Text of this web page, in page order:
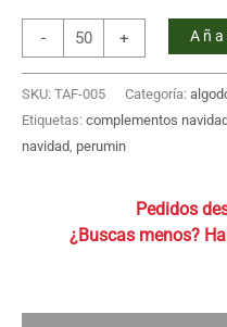
-
de
Fuelle
40x40x10
+
SKU: TAF-005 Categoría:
Etiquetas: complementos navidad
navidad perumin
Pedidos